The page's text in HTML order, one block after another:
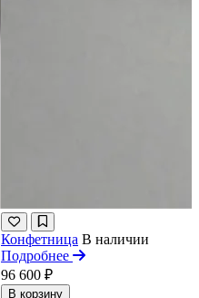
Конфетница В наличии
Подробнее
96 600 ₽
В корзину